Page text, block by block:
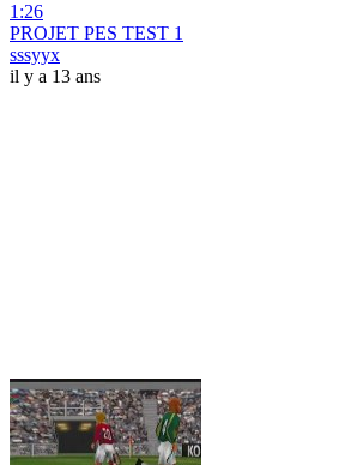
1:26
PROJET PES TEST 1
sssyyx
il y a 13 ans